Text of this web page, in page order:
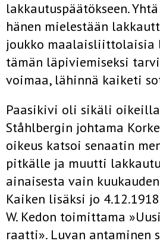
lakkautuspäätökseen.
hänen mielestään
joukko maalais­liittolaisia
tämän läpiviemiseksi
voi­maa, lähinnä kaiketi
Paasikivi oli sikäli
Ståhlbergin johtama
oikeus katsoi senaatin
pitkälle ja muutti
ainaisesta vain
Kaiken lisäksi jo
W. Kedon toimittama
raatti». Luvan antaminen